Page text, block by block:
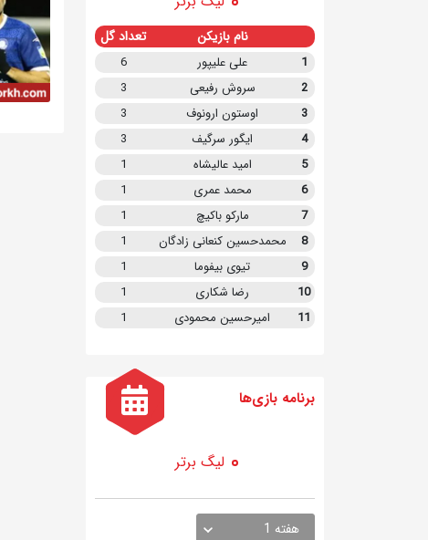
نام بازیکن تعداد گل
1 علی علیپور
6
2
سروش رفیعی
3
3
اوستون ارونوف
3
4
ایگور سرگیف
3
5
امید عالیشاه
1
6
محمد عمری
1
7
مارکو باکیچ
1
8
محمدحسین کنعانی زادگان
1
9
تیوی بیفوما
1
10
رضا شکاری
1
11
امیرحسین محمودی 1
برنامه بازی ها
لیگ برتر
هفته 1